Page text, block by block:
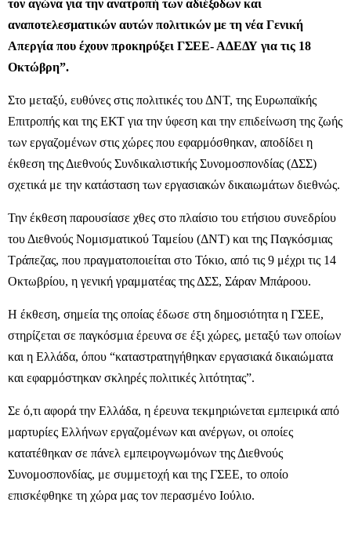
τον αγώνα για την ανατροπή των αδιέξοδων και
αναποτελεσματικών αυτών πολιτικών με τη νέα Γενική
Απεργία που έχουν προκηρύξει ΓΣΕΕ- ΑΔΕΔΥ για τις 18
Οκτώβρη”.
Στο μεταξύ, ευθύνες στις πολιτικές του ΔΝΤ, της Ευρωπαϊκής
Επιτροπής και της ΕΚΤ για την ύφεση και την επιδείνωση της ζωής
των εργαζομένων στις χώρες που εφαρμόσθηκαν, αποδίδει η
έκθεση της Διεθνούς Συνδικαλιστικής Συνομοσπονδίας (ΔΣΣ)
σχετικά με την κατάσταση των εργασιακών δικαιωμάτων διεθνώς.
Την έκθεση παρουσίασε χθες στο πλαίσιο του ετήσιου συνεδρίου
του Διεθνούς Νομισματικού Ταμείου (ΔΝΤ) και της Παγκόσμιας
Τράπεζας, που πραγματοποιείται στο Τόκιο, από τις 9 μέχρι τις 14
Οκτωβρίου, η γενική γραμματέας της ΔΣΣ, Σάραν Μπάροου.
Η έκθεση, σημεία της οποίας έδωσε στη δημοσιότητα η ΓΣΕΕ,
στηρίζεται σε παγκόσμια έρευνα σε έξι χώρες, μεταξύ των οποίων
και η Ελλάδα, όπου “καταστρατηγήθηκαν εργασιακά δικαιώματα
και εφαρμόστηκαν σκληρές πολιτικές λιτότητας”.
Σε ό,τι αφορά την Ελλάδα, η έρευνα τεκμηριώνεται εμπειρικά από
μαρτυρίες Ελλήνων εργαζομένων και ανέργων, οι οποίες
κατατέθηκαν σε πάνελ εμπειρογνωμόνων της Διεθνούς
Συνομοσπονδίας, με συμμετοχή και της ΓΣΕΕ, το οποίο
επισκέφθηκε τη χώρα μας τον περασμένο Ιούλιο.